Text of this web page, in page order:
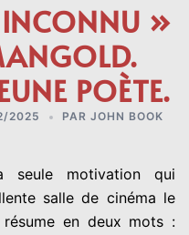
»
POÈTE.
2025 PAR JOHN BOOK
seule motivation qui
salle de cinéma le
en deux mots :